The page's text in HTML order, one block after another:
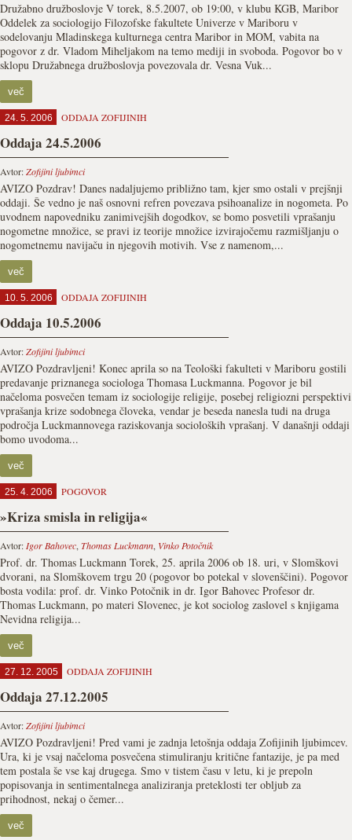
Družabno družboslovje V torek, 8.5.2007, ob 19:00, v klubu KGB, Maribor
Oddelek za sociologijo Filozofske fakultete Univerze v Mariboru v
sodelovanju Mladinskega kulturnega centra Maribor in MOM, vabita na
pogovor z dr. Vladom Miheljakom na temo mediji in svoboda. Pogovor bo v
sklopu Družabnega družboslovja povezovala dr. Vesna Vuk...
več
24. 5. 2006 ODDAJA ZOFIJINIH
Oddaja 24.5.2006
Avtor:Zofijini ljubimci
AVIZO Pozdrav! Danes nadaljujemo približno tam, kjer smo ostali v prejšnji
oddaji. Še vedno je naš osnovni refren povezava psihoanalize in nogometa. Po
uvodnem napovedniku zanimivejših dogodkov, se bomo posvetili vprašanju
nogometne množice, se pravi iz teorije množice izvirajočemu razmišljanju o
nogometnemu navijaču in njegovih motivih. Vse z namenom,...
več
10. 5. 2006 ODDAJA ZOFIJINIH
Oddaja 10.5.2006
Avtor:Zofijini ljubimci
AVIZO Pozdravljeni! Konec aprila so na Teološki fakulteti v Mariboru gostili
predavanje priznanega sociologa Thomasa Luckmanna. Pogovor je bil
načeloma posvečen temam iz sociologije religije, posebej religiozni perspektivi
vprašanja krize sodobnega človeka, vendar je beseda nanesla tudi na druga
področja Luckmannovega raziskovanja socioloških vprašanj. V današnji oddaji
bomo uvodoma...
več
25. 4. 2006 POGOVOR
»Kriza smisla in religija«
Avtor: Igor Bahovec, Thomas Luckmann, Vinko Potočnik
Prof. dr. Thomas Luckmann Torek, 25. aprila 2006 ob 18. uri, v Slomškovi
dvorani, na Slomškovem trgu 20 (pogovor bo potekal v slovenščini). Pogovor
bosta vodila: prof. dr. Vinko Potočnik in dr. Igor Bahovec Profesor dr.
Thomas Luckmann, po materi Slovenec, je kot sociolog zaslovel s knjigama
Nevidna religija...
več
27. 12. 2005 ODDAJA ZOFIJINIH
Oddaja 27.12.2005
Avtor:Zofijini ljubimci
AVIZO Pozdravljeni! Pred vami je zadnja letošnja oddaja Zofijinih ljubimcev.
Ura, ki je vsaj načeloma posvečena stimuliranju kritične fantazije, je pa med
tem postala še vse kaj drugega. Smo v tistem času v letu, ki je prepoln
popisovanja in sentimentalnega analiziranja preteklosti ter obljub za
prihodnost, nekaj o čemer...
več